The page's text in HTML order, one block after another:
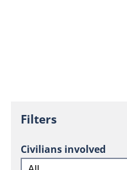
Filters
Civilians involved